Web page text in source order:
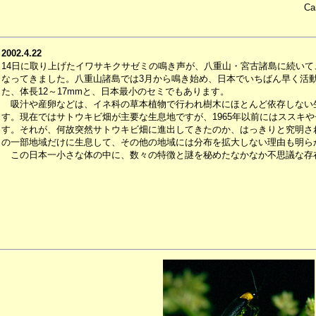
2002.4.22
14日に取り上げたイワサキクサゼミの鳴き声が、八重山・宮古諸島に続い
なってきました。八重山諸島では3月から鳴き始め、日本でいちばん早く活
た、体長12～17mmと、日本最小のセミでもあります。
吸汁や産卵などは、イネ科の草本植物で行われ樹木にほとんど依存しな
す。現在ではサトウキビ畑が主要な生息地ですが、1965年以前にはススキ
す。それが、何故突然サトウキビ畑に進出してきたのか、はっきりと究明
の一部地域だけに生息して、その他の地域には分布を拡大しない理由も明
この日本一小さな体の中に、数々の特徴と謎を秘めたなかなか不思議な存